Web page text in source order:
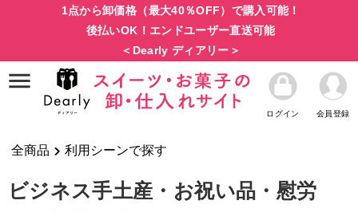
1点から卸価格（最大40％OFF）で購入可能！
後払いOK！エンドユーザー直送可能
＜Dearly ディアリー＞
ログイン 会員登録
全商品 利用シーンで探す
ビジネス手土産・お祝い品・慰労